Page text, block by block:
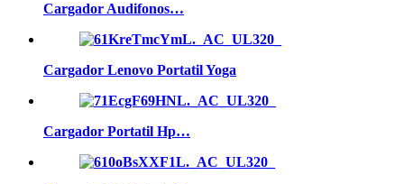
Cargador Audifonos…
Cargador Lenovo Portatil Yoga
Cargador Portatil Hp…